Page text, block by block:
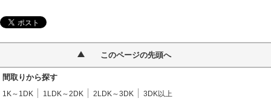
このページの先頭へ
間取りから探す
1K～1DK 1LDK～2DK 2LDK～3DK 3DK以上